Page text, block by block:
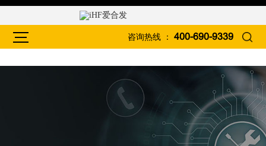
咨询热线 ： 400-690-9339